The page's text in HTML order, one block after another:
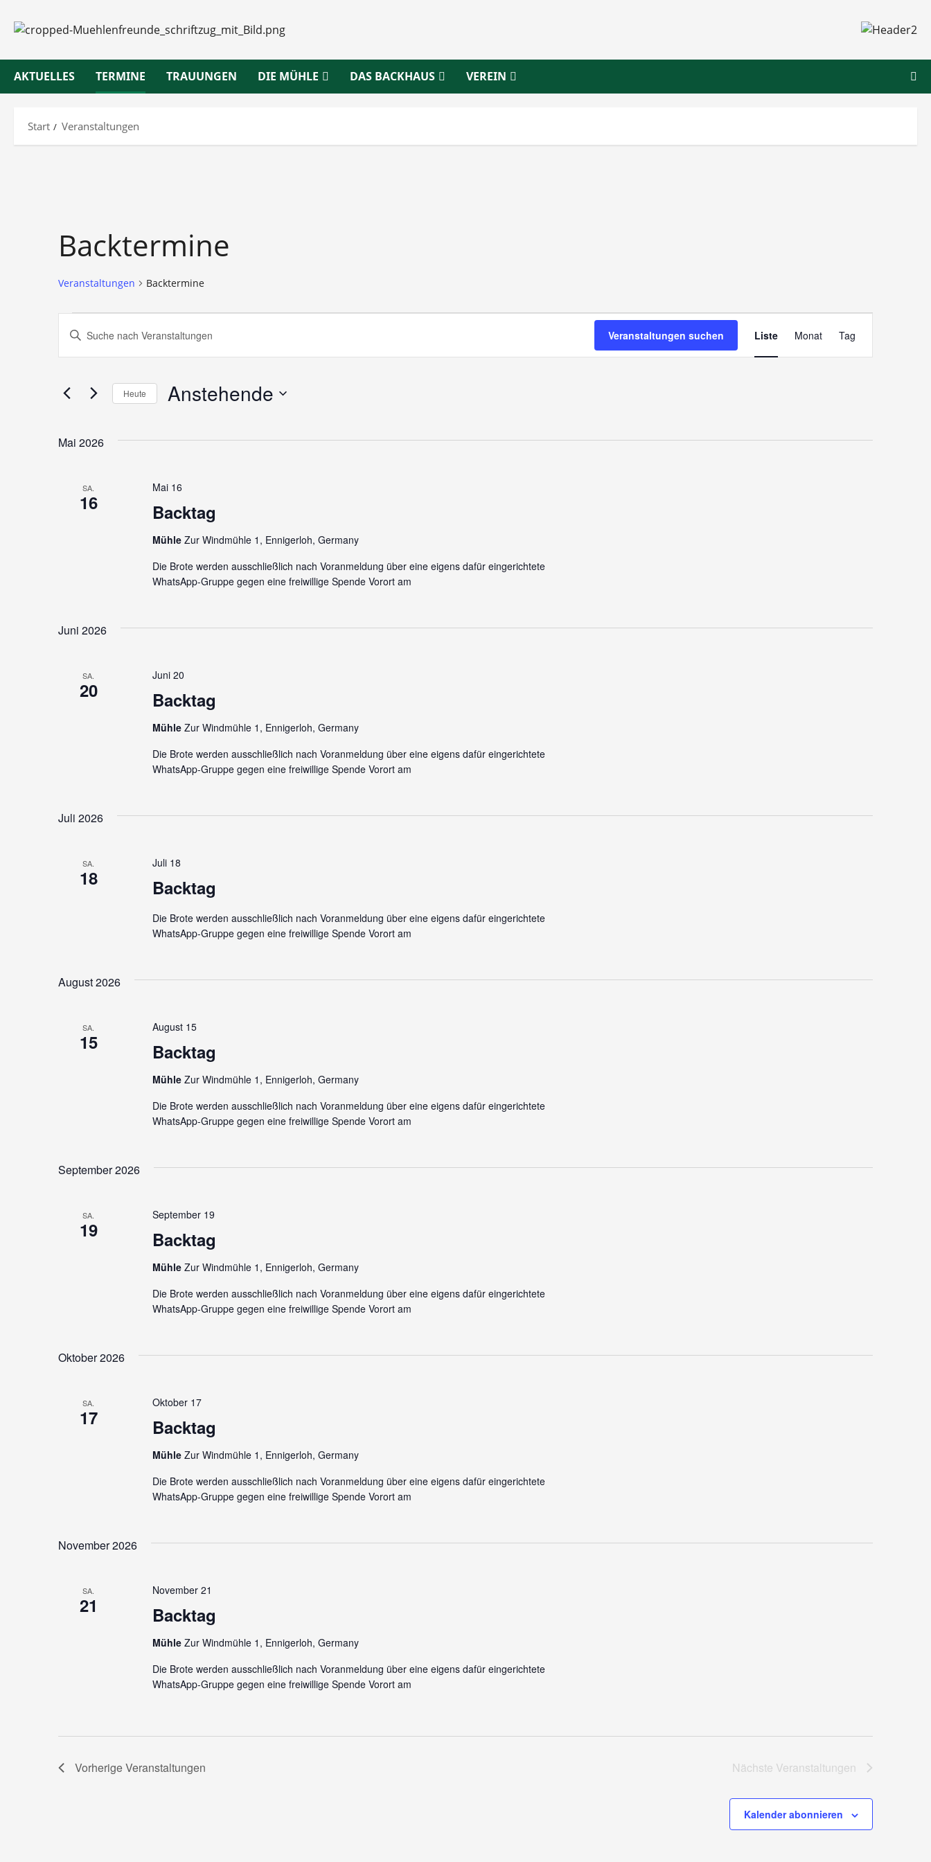
Inhalt
AKTUELLES TERMINE TRAUUNGEN DIE MÜHLE DAS BACKHAUS VEREIN
Start Veranstaltungen
Backtermine
Veranstaltungen Backtermine
Veranstaltungen
Veranstaltungen
Suche
und
Navigation
Bitte
nach
Veranstaltungen suchen
Ansichten-
Liste Monat Tag
Heute Anstehende
Mai 2026
SA.
16 Backtag
Mai 16
Mühle Zur Windmühle 1, Ennigerloh, Germany
Die Brote werden ausschließlich nach Voranmeldung über eine eigens dafür eingerichtete
WhatsApp-Gruppe gegen eine freiwillige Spende Vorort am
Juni 2026
SA.
20 Backtag
Juni 20
Mühle Zur Windmühle 1, Ennigerloh, Germany
Die Brote werden ausschließlich nach Voranmeldung über eine eigens dafür eingerichtete
WhatsApp-Gruppe gegen eine freiwillige Spende Vorort am
Juli 2026
SA.
18 Backtag
Juli 18
Die Brote werden ausschließlich nach Voranmeldung über eine eigens dafür eingerichtete
WhatsApp-Gruppe gegen eine freiwillige Spende Vorort am
August 2026
SA.
15 Backtag
August 15
Mühle Zur Windmühle 1, Ennigerloh, Germany
Die Brote werden ausschließlich nach Voranmeldung über eine eigens dafür eingerichtete
WhatsApp-Gruppe gegen eine freiwillige Spende Vorort am
September 2026
SA.
19 Backtag
September 19
Mühle Zur Windmühle 1, Ennigerloh, Germany
Die Brote werden ausschließlich nach Voranmeldung über eine eigens dafür eingerichtete
WhatsApp-Gruppe gegen eine freiwillige Spende Vorort am
Oktober 2026
SA.
17 Backtag
Oktober 17
Mühle Zur Windmühle 1, Ennigerloh, Germany
Die Brote werden ausschließlich nach Voranmeldung über eine eigens dafür eingerichtete
WhatsApp-Gruppe gegen eine freiwillige Spende Vorort am
November 2026
SA.
21 Backtag
November 21
Mühle Zur Windmühle 1, Ennigerloh, Germany
Die Brote werden ausschließlich nach Voranmeldung über eine eigens dafür eingerichtete
WhatsApp-Gruppe gegen eine freiwillige Spende Vorort am
VorherigeVeranstaltungen Nächste Veranstaltungen
Kalender abonnieren